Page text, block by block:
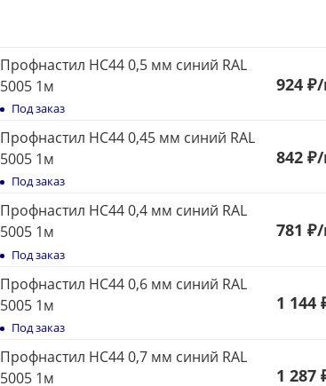
Профнастил НС44 0,5 мм синий RAL
5005 1м
Под заказ
924 ₽
Профнастил НС44 0,45 мм синий RAL
5005 1м
Под заказ
842 ₽
Профнастил НС44 0,4 мм синий RAL
5005 1м
Под заказ
781 ₽
Профнастил НС44 0,6 мм синий RAL
5005 1м
Под заказ
1 144
Профнастил НС44 0,7 мм синий RAL
5005 1м
1 287